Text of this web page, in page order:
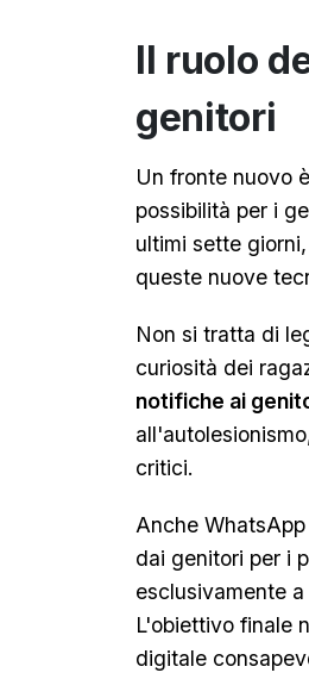
Il ruolo
genitori
Un fronte nuovo
possibilità per i
ultimi sette
queste nuove
Non si tratta di
curiosità dei
notifiche ai
critici.
Anche
dai genitori per i
esclusivamente
L'obiettivo finale
digitale